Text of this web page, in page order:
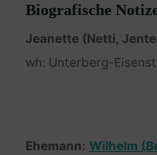
Biografische
Jeanette (Netti,
wh: Unterberg-
Ehemann: Wilhelm